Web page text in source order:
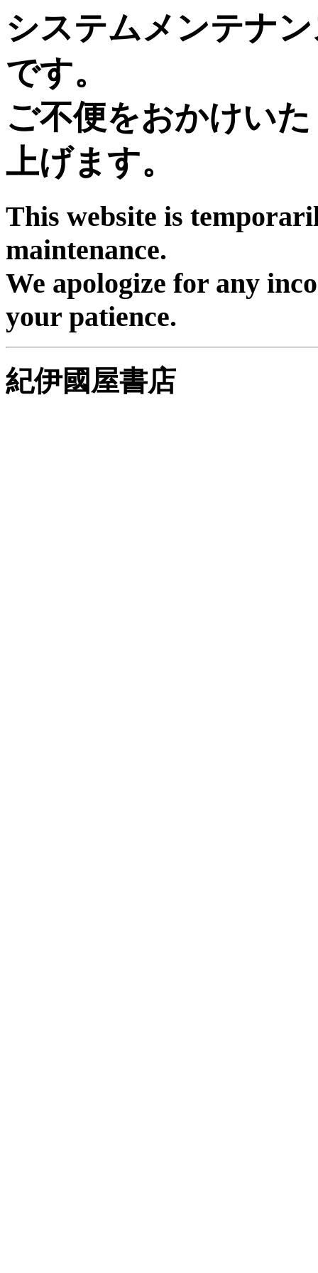
システムメンテナ
です。
ご不便をおかけい
上げます。
This website is
maintenance.
We apologize for any
your patience.
紀伊國屋書店